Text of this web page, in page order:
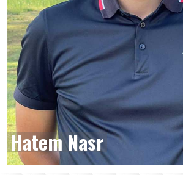
Hatem Nasr